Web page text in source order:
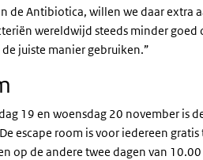
de Antibiotica, willen we daar
wereldwijd steeds minder
juiste manier gebruiken.”
19 en woensdag 20 november is
escape room is voor iedereen
op de andere twee dagen van